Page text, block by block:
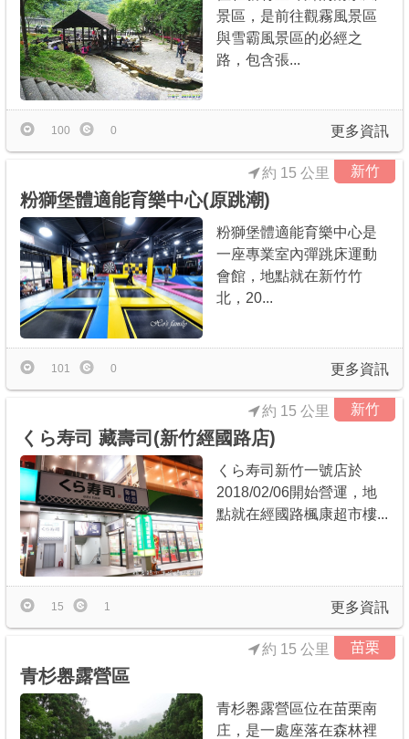
景區，是前往觀霧風景區
與雪霸風景區的必經之
路，包含張...
更多資訊
100 0
新竹
粉獅堡體適能育樂中心(原跳潮)
約 15 公里
粉獅堡體適能育樂中心是
一座專業室內彈跳床運動
會館，地點就在新竹竹
北，20...
更多資訊
101 0
新竹
くら寿司 藏壽司(新竹經國路店)
約 15 公里
くら寿司新竹一號店於
2018/02/06開始營運，地
點就在經國路楓康超市樓...
更多資訊
15 1
苗栗
青杉嶴露營區
約 15 公里
青杉嶴露營區位在苗栗南
庄，是一處座落在森林裡